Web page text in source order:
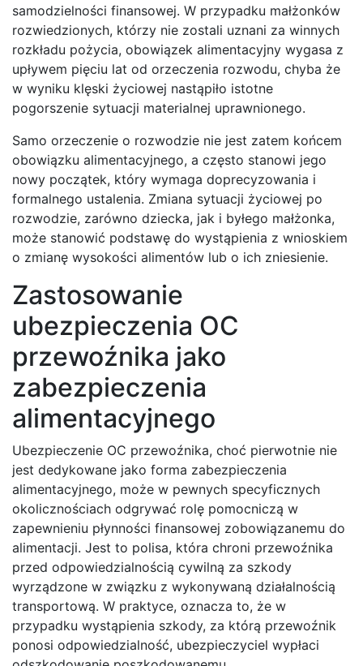
samodzielności finansowej. W przypadku małżonków
rozwiedzionych, którzy nie zostali uznani za winnych
rozkładu pożycia, obowiązek alimentacyjny wygasa z
upływem pięciu lat od orzeczenia rozwodu, chyba że
w wyniku klęski życiowej nastąpiło istotne
pogorszenie sytuacji materialnej uprawnionego.
Samo orzeczenie o rozwodzie nie jest zatem końcem
obowiązku alimentacyjnego, a często stanowi jego
nowy początek, który wymaga doprecyzowania i
formalnego ustalenia. Zmiana sytuacji życiowej po
rozwodzie, zarówno dziecka, jak i byłego małżonka,
może stanowić podstawę do wystąpienia z wnioskiem
o zmianę wysokości alimentów lub o ich zniesienie.
Zastosowanie
ubezpieczenia OC
przewoźnika jako
zabezpieczenia
alimentacyjnego
Ubezpieczenie OC przewoźnika, choć pierwotnie nie
jest dedykowane jako forma zabezpieczenia
alimentacyjnego, może w pewnych specyficznych
okolicznościach odgrywać rolę pomocniczą w
zapewnieniu płynności finansowej zobowiązanemu do
alimentacji. Jest to polisa, która chroni przewoźnika
przed odpowiedzialnością cywilną za szkody
wyrządzone w związku z wykonywaną działalnością
transportową. W praktyce, oznacza to, że w
przypadku wystąpienia szkody, za którą przewoźnik
ponosi odpowiedzialność, ubezpieczyciel wypłaci